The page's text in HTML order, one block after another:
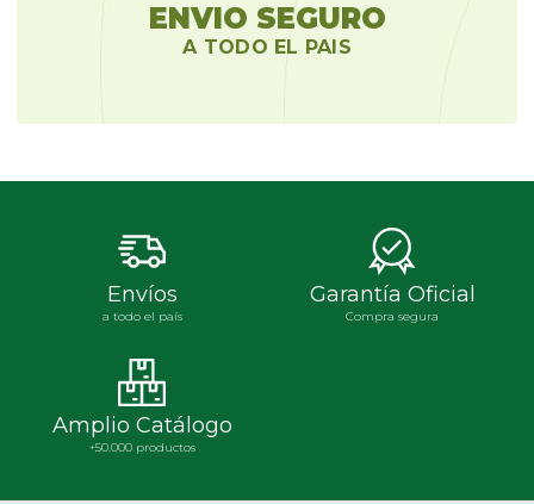
ENVIO SEGURO
A TODO EL PAIS
Envíos
a todo el país
Garantía Oficial
Compra segura
Amplio Catálogo
+50.000 productos